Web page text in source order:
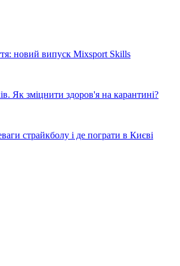
новий випуск Mixsport Skills
Як зміцнити здоров'я на карантині?
страйкболу і де пограти в Києві